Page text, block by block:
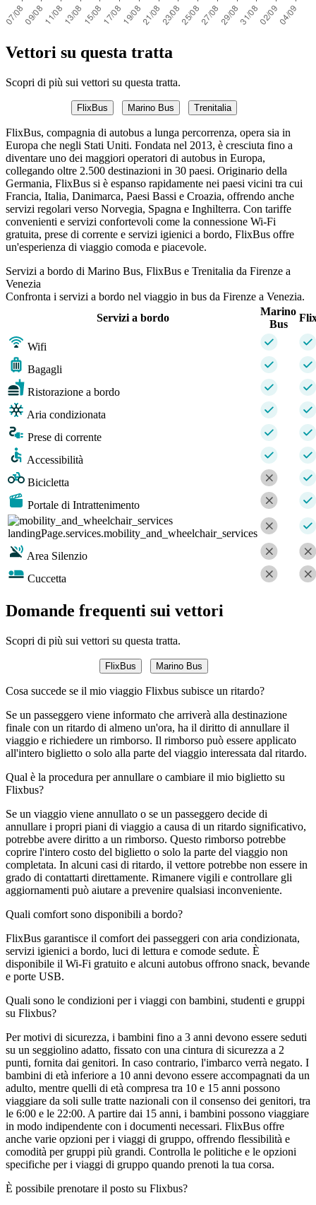
Vettori su questa tratta
Scopri di più sui vettori su questa tratta.
FlixBus Marino Bus Trenitalia
FlixBus, compagnia di autobus a lunga percorrenza, opera sia in
Europa che negli Stati Uniti. Fondata nel 2013, è cresciuta fino a
diventare uno dei maggiori operatori di autobus in Europa,
collegando oltre 2.500 destinazioni in 30 paesi. Originario della
Germania, FlixBus si è espanso rapidamente nei paesi vicini tra cui
Francia, Italia, Danimarca, Paesi Bassi e Croazia, offrendo anche
servizi regolari verso Norvegia, Spagna e Inghilterra. Con tariffe
convenienti e servizi confortevoli come la connessione Wi-Fi
gratuita, prese di corrente e servizi igienici a bordo, FlixBus offre
un'esperienza di viaggio comoda e piacevole.
Servizi a bordo di Marino Bus, FlixBus e Trenitalia da Firenze a
Venezia
Confronta i servizi a bordo nel viaggio in bus da Firenze a Venezia.
Servizi a bordo
Marino
Bus
Wifi
Bagagli
Ristorazione a bordo
Aria condizionata
Prese di corrente
Accessibilità
Bicicletta
Portale di Intrattenimento
landingPage.services.mobility_and_wheelchair_services
Area Silenzio
Cuccetta
Domande frequenti sui vettori
Scopri di più sui vettori su questa tratta.
FlixBus Marino Bus
Cosa succede se il mio viaggio Flixbus subisce un ritardo?
Se un passeggero viene informato che arriverà alla destinazione
finale con un ritardo di almeno un'ora, ha il diritto di annullare il
viaggio e richiedere un rimborso. Il rimborso può essere applicato
all'intero biglietto o solo alla parte del viaggio interessata dal ritardo.
Qual è la procedura per annullare o cambiare il mio biglietto su
Flixbus?
Se un viaggio viene annullato o se un passeggero decide di
annullare i propri piani di viaggio a causa di un ritardo significativo,
potrebbe avere diritto a un rimborso. Questo rimborso potrebbe
coprire l'intero costo del biglietto o solo la parte del viaggio non
completata. In alcuni casi di ritardo, il vettore potrebbe non essere in
grado di contattarti direttamente. Rimanere vigili e controllare gli
aggiornamenti può aiutare a prevenire qualsiasi inconveniente.
Quali comfort sono disponibili a bordo?
FlixBus garantisce il comfort dei passeggeri con aria condizionata,
servizi igienici a bordo, luci di lettura e comode sedute. È
disponibile il Wi-Fi gratuito e alcuni autobus offrono snack, bevande
e porte USB.
Quali sono le condizioni per i viaggi con bambini, studenti e gruppi
su Flixbus?
Per motivi di sicurezza, i bambini fino a 3 anni devono essere seduti
su un seggiolino adatto, fissato con una cintura di sicurezza a 2
punti, fornita dai genitori. In caso contrario, l'imbarco verrà negato. I
bambini di età inferiore a 10 anni devono essere accompagnati da un
adulto, mentre quelli di età compresa tra 10 e 15 anni possono
viaggiare da soli sulle tratte nazionali con il consenso dei genitori, tra
le 6:00 e le 22:00. A partire dai 15 anni, i bambini possono viaggiare
in modo indipendente con i documenti necessari. FlixBus offre
anche varie opzioni per i viaggi di gruppo, offrendo flessibilità e
comodità per gruppi più grandi. Controlla le politiche e le opzioni
specifiche per i viaggi di gruppo quando prenoti la tua corsa.
È possibile prenotare il posto su Flixbus?